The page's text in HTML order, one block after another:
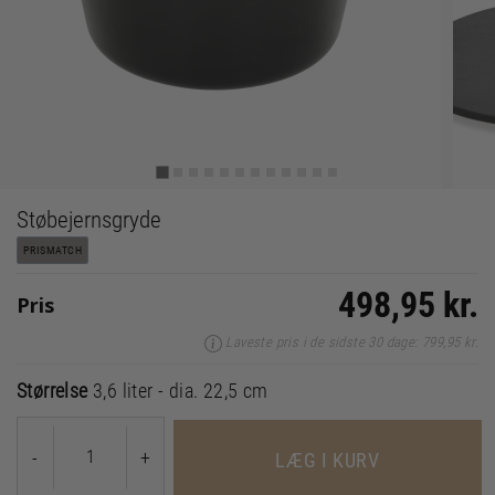
Støbejernsgryde
PRISMATCH
Pris 498,95 kr.
Laveste pris i de sidste 30 dage: 799,95 kr.
Størrelse 3,6 liter - dia. 22,5 cm
- + LÆG I KURV